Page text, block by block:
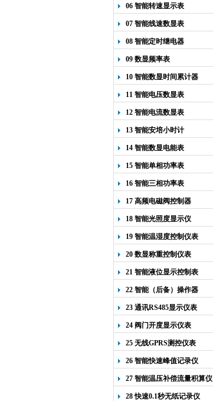
06 智能转速显示表
07 智能线速数显表
08 智能定时继电器
09 数显频率表
10 智能数显时间累计器
11 智能电压数显表
12 智能电流数显表
13 智能安培小时计
14 智能数显电能表
15 智能单相功率表
16 智能三相功率表
17 高频电磁阀控制器
18 智能光照度显示仪
19 智能温湿度控制仪表
20 数显称重控制仪表
21 智能液位显示控制表
22 智能（后备）操作器
23 通讯RS485显示仪表
24 阀门开度显示仪表
25 无线GPRS测控仪表
26 智能快速峰值记录仪
27 智能温压补偿流量积算仪
28 快速0.1秒无纸记录仪